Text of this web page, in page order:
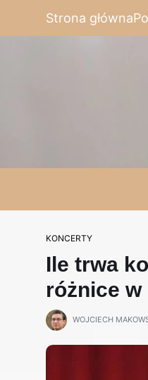
Strona główna
KONCERTY
Ile trwa
różnice
WOJCIECH